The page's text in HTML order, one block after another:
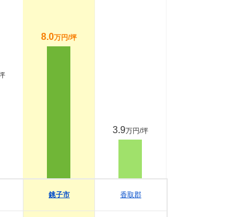
8.0万円/坪
銚子市
3.9万円/坪
香取郡